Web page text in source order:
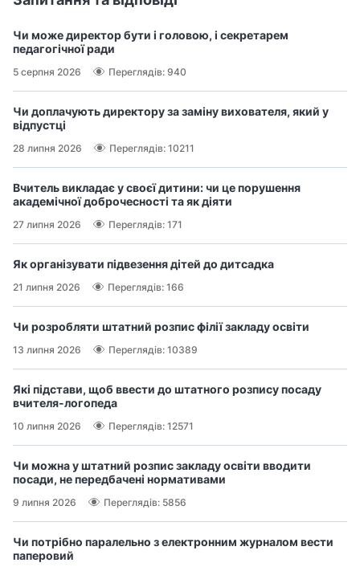
Чи може директор бути і головою, і секретарем
педагогічної ради
5 серпня 2026 Переглядів: 940
Чи доплачують директору за заміну вихователя, який у
відпустці
28 липня 2026 Переглядів: 10211
Вчитель викладає у своєї дитини: чи це порушення
академічної доброчесності та як діяти
27 липня 2026 Переглядів: 171
Як організувати підвезення дітей до дитсадка
21 липня 2026 Переглядів: 166
Чи розробляти штатний розпис філії закладу освіти
13 липня 2026 Переглядів: 10389
Які підстави, щоб ввести до штатного розпису посаду
вчителя‑логопеда
10 липня 2026 Переглядів: 12571
Чи можна у штатний розпис закладу освіти вводити
посади, не передбачені нормативами
9 липня 2026 Переглядів: 5856
Чи потрібно паралельно з електронним журналом вести
паперовий